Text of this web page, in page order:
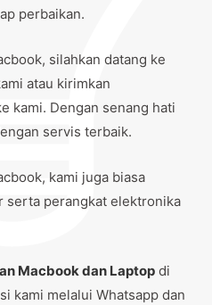
perbaikan.
silahkan datang ke
atau kirimkan
kami. Dengan senang hati
servis terbaik.
kami juga biasa
serta perangkat elektronika
Macbook dan Laptop di
kami melalui Whatsapp dan